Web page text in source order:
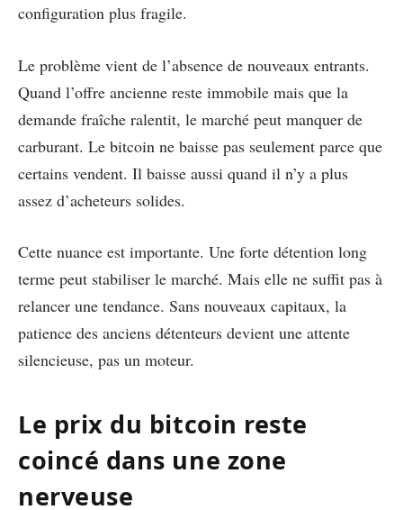
configuration plus fragile.
Le problème vient de l’absence de nouveaux entrants.
Quand l’offre ancienne reste immobile mais que la
demande fraîche ralentit, le marché peut manquer de
carburant. Le bitcoin ne baisse pas seulement parce que
certains vendent. Il baisse aussi quand il n’y a plus
assez d’acheteurs solides.
Cette nuance est importante. Une forte détention long
terme peut stabiliser le marché. Mais elle ne suffit pas à
relancer une tendance. Sans nouveaux capitaux, la
patience des anciens détenteurs devient une attente
silencieuse, pas un moteur.
Le prix du bitcoin reste
coincé dans une zone
nerveuse